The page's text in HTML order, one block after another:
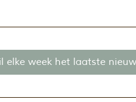
elke week het laatste